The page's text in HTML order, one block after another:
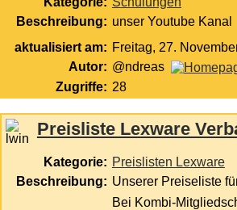
Beschreibung: unser Youtube Kanal
aktualisiert am: Freitag, 27.
Autor: @ndreas
Zugriffe: 28
Preisliste Lexware
Kategorie: Preislisten Lexware
Beschreibung: Unserer Preiseliste
Bei Kombi-